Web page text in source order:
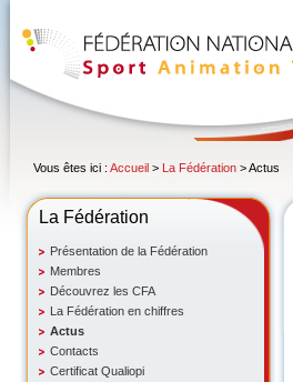
Vous êtes ici : Accueil > La Fédération > Actus
La Fédération
Présentation de la Fédération
Membres
Découvrez les CFA
La Fédération en chiffres
Actus
Contacts
Certificat Qualiopi